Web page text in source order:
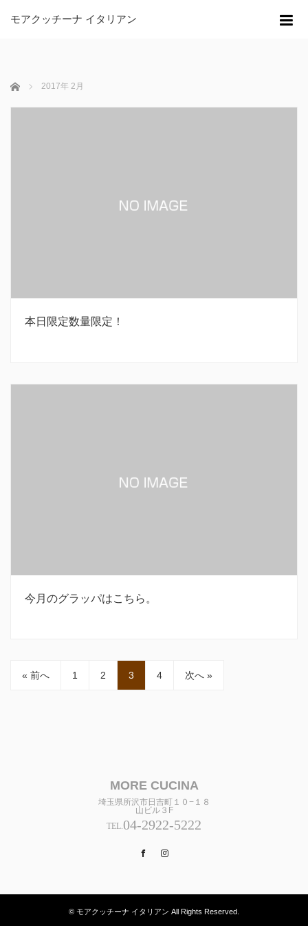
モアクッチーナ イタリアン
ホーム 2017年 2月
本日限定数量限定！
今月のグラッパはこちら。
« 前へ 1 2 3 4 次へ »
MORE CUCINA
埼玉県所沢市日吉町１０−１８
山ビル３F
TEL.04-2922-5222
Facebook
© モアクッチーナ イタリアン All Rights Reserved.